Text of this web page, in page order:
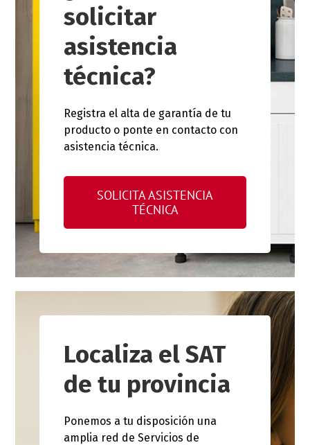
solicitar
asistencia
técnica?
Registra el alta de garantía de tu
producto o ponte en contacto con
asistencia técnica.
SOLICITA ASISTENCIA
TÉCNICA
Localiza el SAT
de tu provincia
Ponemos a tu disposición una
amplia red de Servicios de